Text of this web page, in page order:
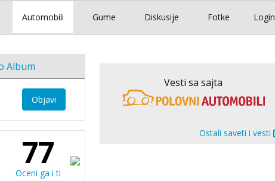
Login
Automobili Gume Diskusije Fotke
Album
Objavi
77
Oceni ga i ti
Vesti sa sajta
Ostali saveti i vesti